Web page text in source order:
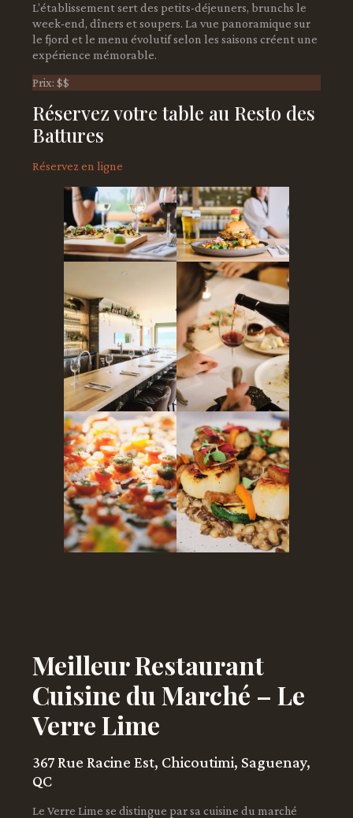
L’établissement sert des petits-déjeuners, brunchs le
week-end, dîners et soupers. La vue panoramique sur
le fjord et le menu évolutif selon les saisons créent une
expérience mémorable.
Prix: $$
Réservez votre table au Resto des
Battures
Réservez en ligne
Meilleur Restaurant
Cuisine du Marché – Le
Verre Lime
367 Rue Racine Est, Chicoutimi, Saguenay,
QC
Le Verre Lime se distingue par sa cuisine du marché